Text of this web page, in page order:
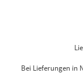
Bei Lieferungen in